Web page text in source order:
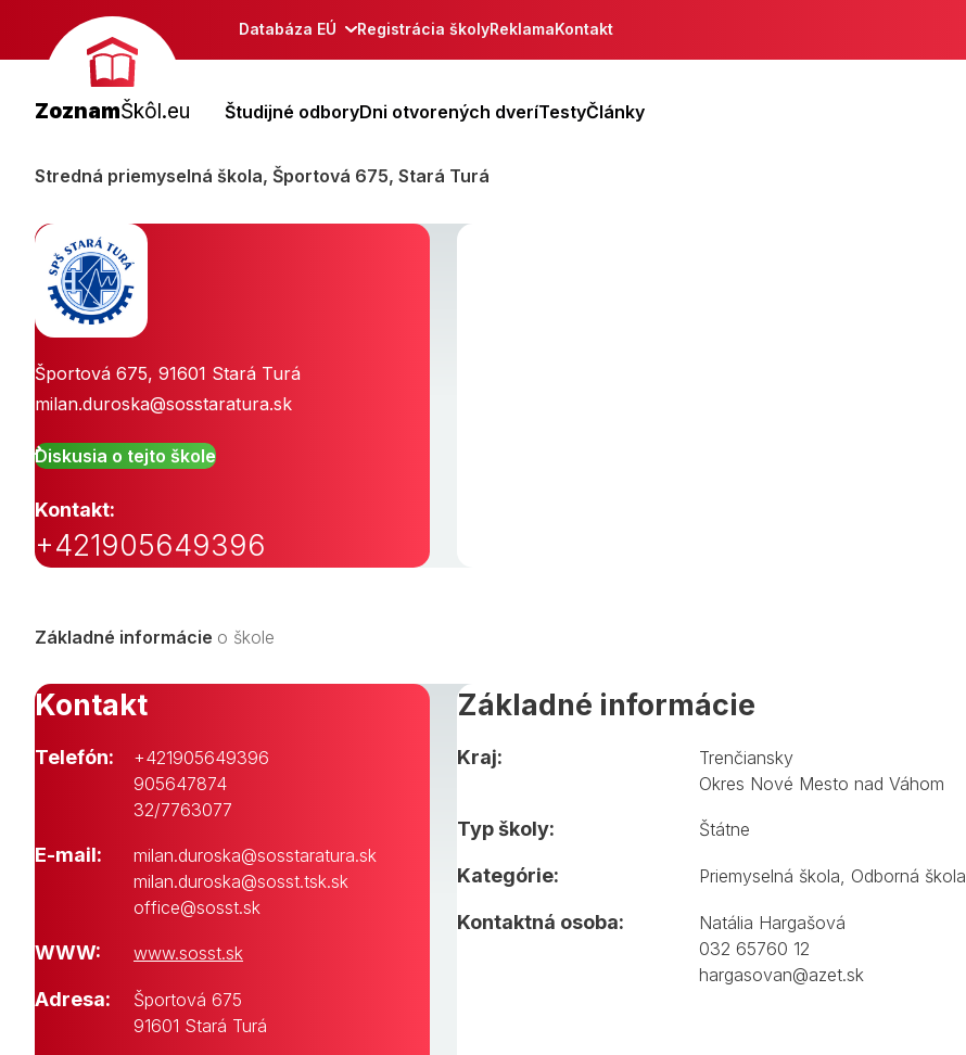
Databáza EÚ Registrácia školyReklamaKontakt
ZoznamŠkôl.eu Študijné odboryDni otvorených dveríTestyČlánky
Stredná priemyselná škola, Športová 675, Stará Turá
Športová 675, 91601 Stará Turá
milan.duroska@sosstaratura.sk
Diskusia o tejto škole
Kontakt:
+421905649396
Základné informácie o škole
Kontakt
Telefón:
+421905649396
905647874
32/7763077
E-mail:
milan.duroska@sosstaratura.sk
milan.duroska@sosst.tsk.sk
office@sosst.sk
WWW: www.sosst.sk
Adresa:
Športová 675
91601 Stará Turá
Základné informácie
Kraj:
Trenčiansky
Okres Nové Mesto nad Váhom
Typ školy: Štátne
Kategórie: Priemyselná škola Odborná škola
Kontaktná osoba:
Natália Hargašová
032 65760 12
hargasovan@azet.sk